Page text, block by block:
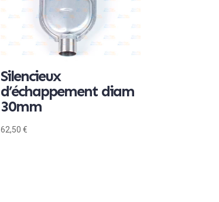
Silencieux
d’échappement diam
30mm
62,50€